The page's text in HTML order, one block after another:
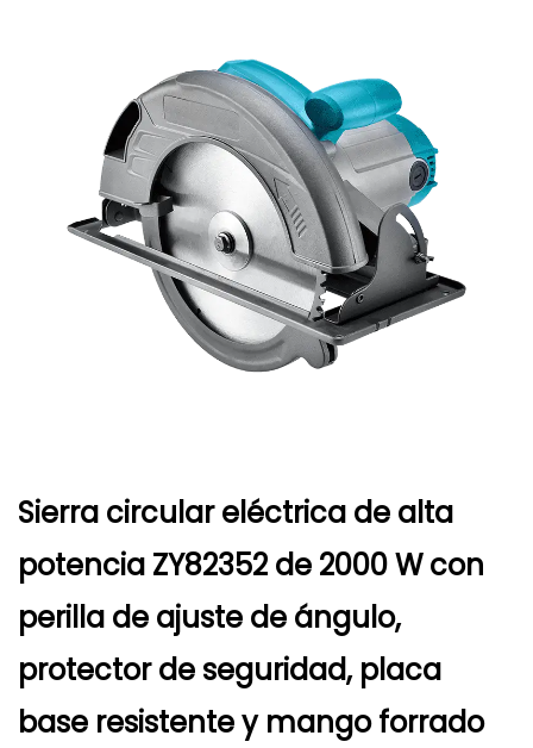
Sierra circular eléctrica de alta
potencia ZY82352 de 2000 W con
perilla de ajuste de ángulo,
protector de seguridad, placa
base resistente y mango forrado